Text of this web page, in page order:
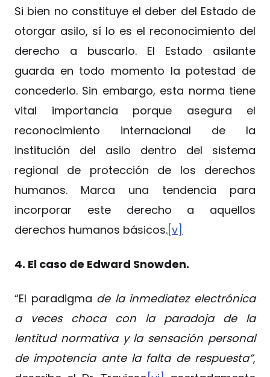
Si bien no constituye el deber del Estado de
otorgar asilo, sí lo es el reconocimiento del
derecho a buscarlo. El Estado asilante
guarda en todo momento la potestad de
concederlo. Sin embargo, esta norma tiene
vital importancia porque asegura el
reconocimiento internacional de la
institución del asilo dentro del sistema
regional de protección de los derechos
humanos. Marca una tendencia para
incorporar este derecho a aquellos
derechos humanos básicos.[v]
4. El caso de Edward Snowden.
“El paradigma de la inmediatez electrónica
a veces choca con la paradoja de la
lentitud normativa y la sensación personal
de impotencia ante la falta de respuesta”,